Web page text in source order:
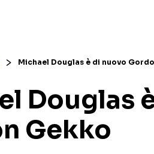
Michael Douglas è di nuovo
Douglas
Gekko